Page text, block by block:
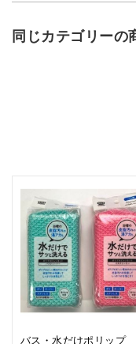
同じカテゴリーの
バス・水だけポリップ